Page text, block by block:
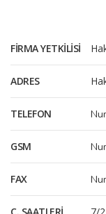
FIRMA YETKILISI
ADRES
TELEFON
GSM
FAX